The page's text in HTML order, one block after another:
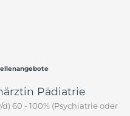
Pädiatrie
60 - 100% (Psychiatrie oder